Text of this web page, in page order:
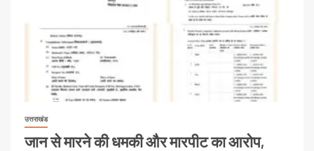
उत्तराखंड
जान से मारने की धमकी और मारपीट का आरोप,